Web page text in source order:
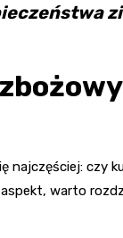
najczęściej: czy
warto